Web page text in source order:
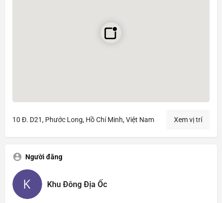
10 Đ. D21, Phước Long, Hồ Chí Minh, Việt Nam Xem vị trí
Người đăng
Khu Đông Địa Ốc